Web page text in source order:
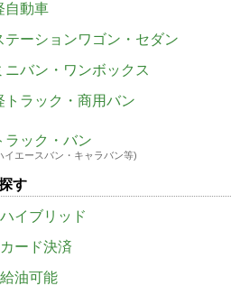
自動車
テーションワゴン・セダン
ニバン・ワンボックス
トラック・商用バン
ラック・バン
イエースバン・キャラバン等)
す
ハイブリッド
カード決済
給油可能